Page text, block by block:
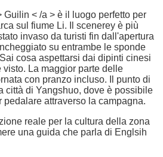
Guilin < /a > è il luogo perfetto per
sul fiume Li. Il scenerey è più
invaso da turisti fin dall'apertura
su entrambe le sponde
cosa aspettarsi dai dipinti cinesi
La maggior parte delle
con pranzo incluso. Il punto di
città di Yangshuo, dove è possibile
attraverso la campagna.
reale per la cultura della zona
una guida che parla di Englsih